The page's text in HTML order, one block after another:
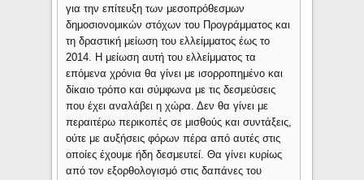
για την επίτευξη των μεσοπρόθεσμων
δημοσιονομικών στόχων του Προγράμματος και
τη δραστική μείωση του ελλείμματος έως το
2014. Η μείωση αυτή του ελλείμματος τα
επόμενα χρόνια θα γίνει με ισορροπημένο και
δίκαιο τρόπο και σύμφωνα με τις δεσμεύσεις
που έχει αναλάβει η χώρα. Δεν θα γίνει με
περαιτέρω περικοπές σε μισθούς και συντάξεις,
ούτε με αυξήσεις φόρων πέρα από αυτές στις
οποίες έχουμε ήδη δεσμευτεί. Θα γίνει κυρίως
από τον εξορθολογισμό στις δαπάνες του